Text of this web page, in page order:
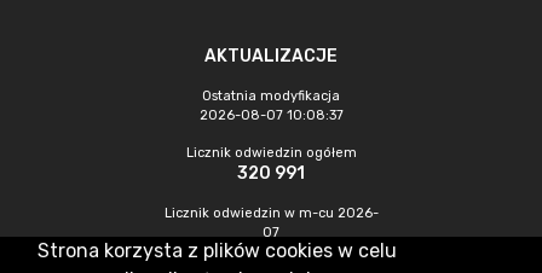
AKTUALIZACJE
Ostatnia modyfikacja
2026-08-07 10:08:37
Licznik odwiedzin ogółem
320 991
Licznik odwiedzin w m-cu 2026-
07
1 050
Strona korzysta z plików cookies w celu